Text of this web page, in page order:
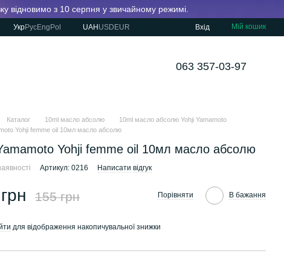
відновимо з 10 серпня у звичайному режимі.
УкрРусEng Pol UAH USD EUR Вхід Мій кошик
063 357-03-97
Каталог 10ml масло абсолю
10ml масло абсолю Yohji Yamamoto
Yohji femme oil 10мл масло абсолю
Yohji femme oil 10мл масло абсолю
Артикул: 0216 Написати відгук
155 грн Порівняти В бажання
для відображення накопичувальної знижки